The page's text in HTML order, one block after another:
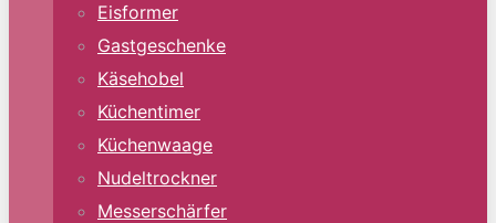
Eisformer
Gastgeschenke
Käsehobel
Küchentimer
Küchenwaage
Nudeltrockner
Messerschärfer